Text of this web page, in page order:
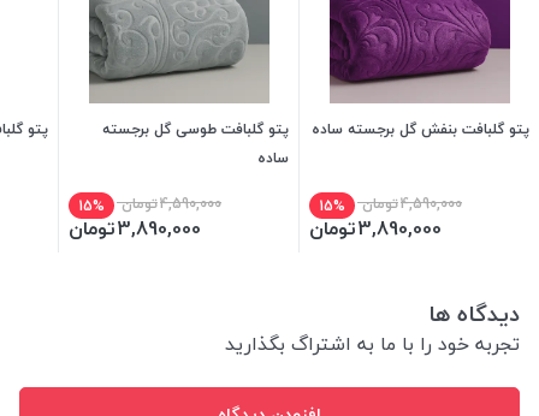
پتو گلبافت بنفش گل برجسته ساده
4,590,000تومان 15%
3,890,000تومان
پتو گلبافت طوسی گل برجسته
ساده
4,590,000تومان 15%
3,890,000تومان
پتو
دیدگاه ها
تجربه خود را با ما به اشتراگ بگذارید